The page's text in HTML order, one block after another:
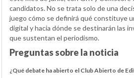
candidatos. No se trata solo de una
juego cómo se definirá qué constituye
digital y hacia dónde se destinarán las
que sustentan el periodismo.
Preguntas sobre la noticia
¿Qué debate ha abierto el Club Abierto de